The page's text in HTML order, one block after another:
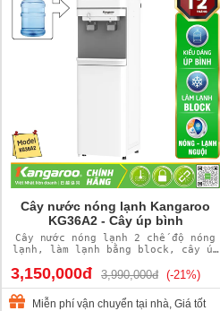
Cây nước nóng lạnh Kangaroo
KG36A2 - Cây úp bình
Cây nước nóng lạnh 2 chế độ nóng
lạnh, làm lạnh bằng block, cây úp
3,150,000đ 3,990,000đ (-21%)
Miễn phí vận chuyển tại nhà, Giá tốt